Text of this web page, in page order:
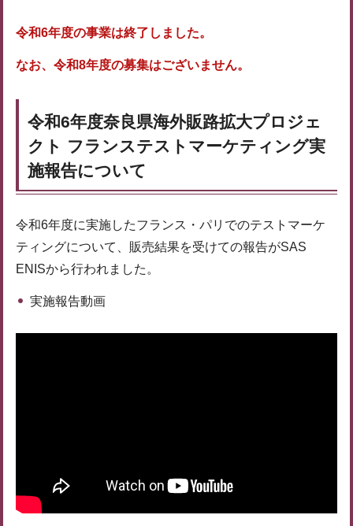
令和6年度の事業は終了しました。
なお、令和8年度の募集はございません。
令和6年度奈良県海外販路拡大プロジェ
クト フランステストマーケティング実
施報告について
令和6年度に実施したフランス・パリでのテストマーケ
ティングについて、販売結果を受けての報告がSAS
ENISから行われました。
実施報告動画